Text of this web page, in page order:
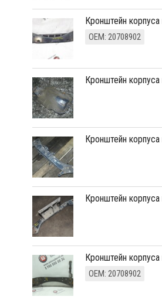
кронштейн
ОЕМ: 20708902
кронштейн
кронштейн
кронштейн
кронштейн
ОЕМ: 20708902